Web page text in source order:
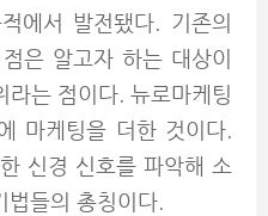
에서 발전됐다. 기존의
은 알고자 하는 대상이
는 점이다. 뉴로마케팅
마케팅을 더한 것이다.
신경 신호를 파악해 소
법들의 총칭이다.